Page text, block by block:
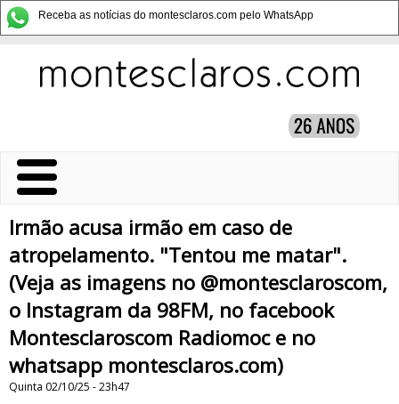
Receba as notícias do montesclaros.com pelo WhatsApp
Irmão acusa irmão em caso de
atropelamento. "Tentou me matar".
(Veja as imagens no @montesclaroscom,
o Instagram da 98FM, no facebook
Montesclaroscom Radiomoc e no
whatsapp montesclaros.com)
Quinta 02/10/25 - 23h47